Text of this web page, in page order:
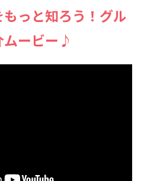
っと知ろう！グル
ムービー♪